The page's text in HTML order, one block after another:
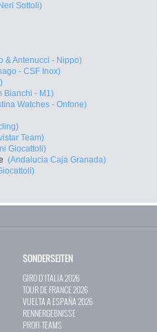
Sottoli)
& Antenucci - Nippo)
- CSF Inox)
Bianchi - M1)
Watches - Onfone)
Team)
Giocattoli)
(Andalucia Caja Granada)
SONDERSEITEN
GIRO D`ITALIA 2026
TOUR DE FRANCE 2026
VUELTA A ESPAÑA 2026
RENNERGEBNISSE
PROFI-TEAMS